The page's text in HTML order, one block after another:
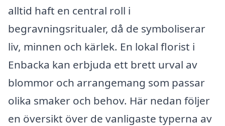
alltid haft en central roll i
begravningsritualer, då de symboliserar
liv, minnen och kärlek. En lokal florist i
Enbacka kan erbjuda ett brett urval av
blommor och arrangemang som passar
olika smaker och behov. Här nedan följer
en översikt över de vanligaste typerna av